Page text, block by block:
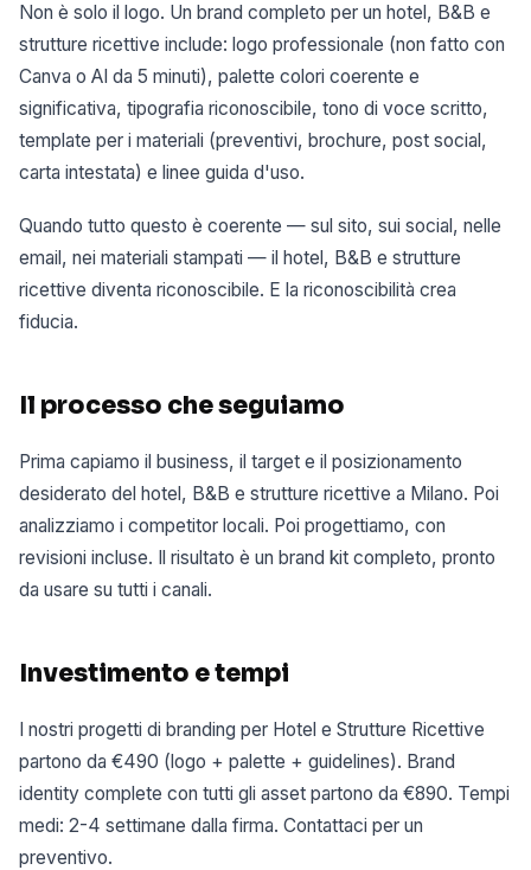
Non è solo il logo. Un brand completo per un hotel, B&B e
strutture ricettive include: logo professionale (non fatto con
Canva o AI da 5 minuti), palette colori coerente e
significativa, tipografia riconoscibile, tono di voce scritto,
template per i materiali (preventivi, brochure, post social,
carta intestata) e linee guida d'uso.
Quando tutto questo è coerente — sul sito, sui social, nelle
email, nei materiali stampati — il hotel, B&B e strutture
ricettive diventa riconoscibile. E la riconoscibilità crea
fiducia.
Il processo che seguiamo
Prima capiamo il business, il target e il posizionamento
desiderato del hotel, B&B e strutture ricettive a Milano. Poi
analizziamo i competitor locali. Poi progettiamo, con
revisioni incluse. Il risultato è un brand kit completo, pronto
da usare su tutti i canali.
Investimento e tempi
I nostri progetti di branding per Hotel e Strutture Ricettive
partono da €490 (logo + palette + guidelines). Brand
identity complete con tutti gli asset partono da €890. Tempi
medi: 2-4 settimane dalla firma. Contattaci per un
preventivo.